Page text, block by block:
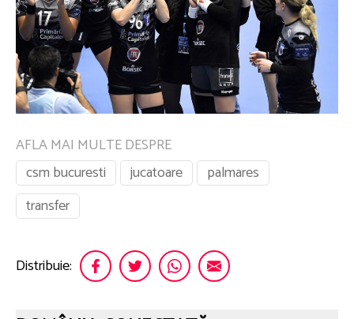
AFLA MAI MULTE DESPRE
csm bucuresti
jucatoare
palmares
transfer
Distribuie: